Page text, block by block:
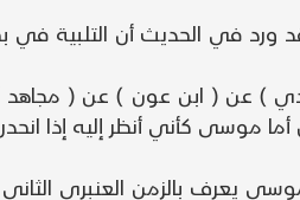
ورد في الحديث أن التلبية في
) عن ( ابن عون ) عن ( مجاهد
موسى كأني أنظر إليه إذا
يعرف بالزمن العنبري